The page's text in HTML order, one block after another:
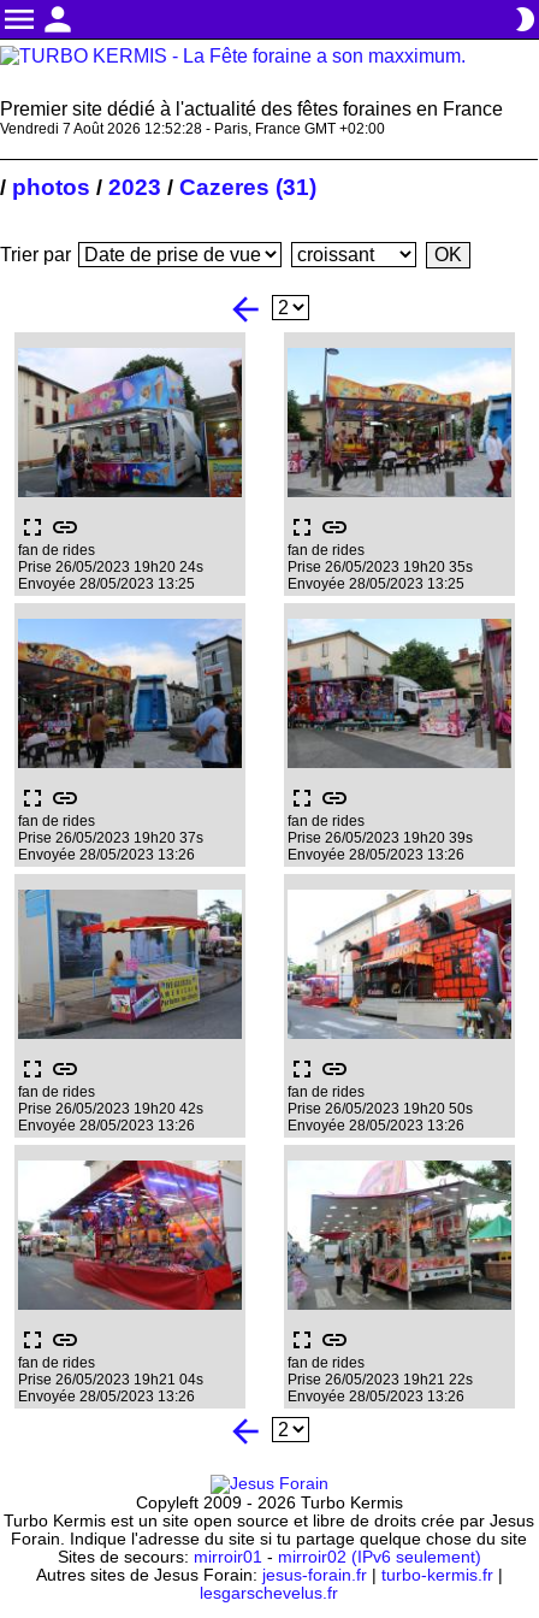
menu person brightness_2
Premier site dédié à l'actualité des fêtes foraines en France
Vendredi 7 Août 2026 12:52:28 - Paris, France GMT +02:00
/ photos / 2023 / Cazeres (31)
Trier par
arrow_back
fullscreen link
fan de rides
Prise 26/05/2023 19h20 24s
Envoyée 28/05/2023 13:25
fullscreen link
fan de rides
Prise 26/05/2023 19h20 35s
Envoyée 28/05/2023 13:25
fullscreen link
fan de rides
Prise 26/05/2023 19h20 37s
Envoyée 28/05/2023 13:26
fullscreen link
fan de rides
Prise 26/05/2023 19h20 39s
Envoyée 28/05/2023 13:26
fullscreen link
fan de rides
Prise 26/05/2023 19h20 42s
Envoyée 28/05/2023 13:26
fullscreen link
fan de rides
Prise 26/05/2023 19h20 50s
Envoyée 28/05/2023 13:26
fullscreen link
fan de rides
Prise 26/05/2023 19h21 04s
Envoyée 28/05/2023 13:26
fullscreen link
fan de rides
Prise 26/05/2023 19h21 22s
Envoyée 28/05/2023 13:26
arrow_back
Copyleft 2009 - 2026 Turbo Kermis
Turbo Kermis est un site open source et libre de droits crée par Jesus
Forain. Indique l'adresse du site si tu partage quelque chose du site
Sites de secours: mirroir01- mirroir02 (IPv6 seulement)
Autres sites de Jesus Forain: jesus-forain.fr| turbo-kermis.fr|
lesgarschevelus.fr